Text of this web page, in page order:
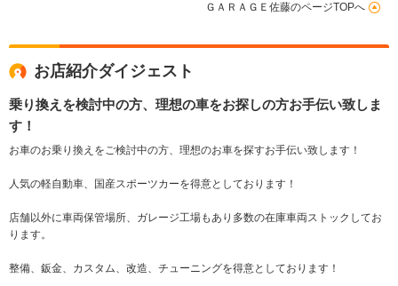
ＧＡＲＡＧＥ佐藤のページTOPへ
お店紹介ダイジェスト
乗り換えを検討中の方、理想の車をお探しの方お手伝い致しま
す！
お車のお乗り換えをご検討中の方、理想のお車を探すお手伝い致します！
人気の軽自動車、国産スポーツカーを得意としております！
店舗以外に車両保管場所、ガレージ工場もあり多数の在庫車両ストックしてお
ります。
整備、鈑金、カスタム、改造、チューニングを得意としております！